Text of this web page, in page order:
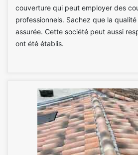
couverture qui peut employer des
professionnels. Sachez que la
assurée. Cette société peut aussi
ont été établis.